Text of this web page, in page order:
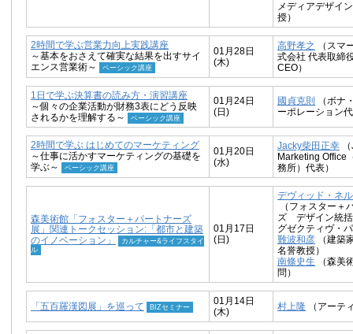
メディアデザイ
授）
2時間で学ぶ営業力向上実践講座
～基本をおさえて確実な結果を出すサイ
エンス営業術～
ベーシック講座
01月28日
(木)
高野孝之
（スマ
式会社 代表取締
CEO）
1日で学ぶ決算書の読み方・演習講座
～個々の企業活動が財務3表にどう反映
されるかを理解する～
ベーシック講座
01月24日
(日)
國貞克則
（ボナ
ーポレーション
2時間で学ぶ はじめてのマーケティング
～仕事に活かすマーケティングの基礎を
学ぶ～
ベーシック講座
01月20日
(水)
Jacky柴田正幸
Marketing Office
務所）代表）
森美術館「フォスター＋パートナーズ
展」関連トークセッション:「都市と建築
のイノベーション」
カルチャー&ライフスタイ
ル
01月17日
(日)
デヴィッド
（フォスター＋
ズ デザイン統
グゼクティヴ・
難波和彦 （建築
名誉教授）
南條史生 （森美
問）
「五百羅漢図展」を巡って BIZセミナー
01月14日
(木)
村上隆 （アーテ